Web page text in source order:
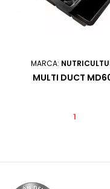
MARCA:
MULTI DUCT
1